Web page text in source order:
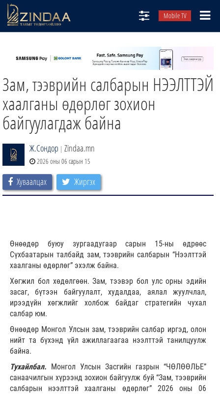
Mobile TV
ТВ8
ӨГЛӨӨНИЙ СОНИН
АУДИО ЗОХИОЛ
ЗИНДАА СЭТГҮҮЛ
Зам, тээврийн салбарын НЭЭЛТТЭЙ
хаалганы өдөрлөг зохион
байгуулагдаж байна
Ж.Сондор | Zindaa.mn
2026 оны 06 сарын 15
Хуваалцах Жиргэх
Өнөөдөр буюу зургаадугаар сарын 15-ны өдрөөс
Сүхбаатарын талбайд зам, тээврийн салбарын “Нээлттэй
хаалганы өдөрлөг” эхэлж байна.
Хөгжил бол хөдөлгөөн. Зам, тээвэр бол улс орны эдийн
засаг, бүтээн байгуулалт, худалдаа, аялал жуулчлал,
ирээдүйн хөгжлийг холбож байдаг стратегийн чухал
салбар юм.
Өнөөдөр Монгол Улсын зам, тээврийн салбар иргэд, олон
нийт та бүхэнд үйл ажиллагаагаа нээлттэй танилцуулж
байна.
Тухайлбал. Монгол Улсын Засгийн газрын “ЧӨЛӨӨЛЬЕ”
санаачилгын хүрээнд зохион байгуулж буй “Зам, тээврийн
салбарын нээлттэй хаалганы өдөрлөг” 2026 оны 06